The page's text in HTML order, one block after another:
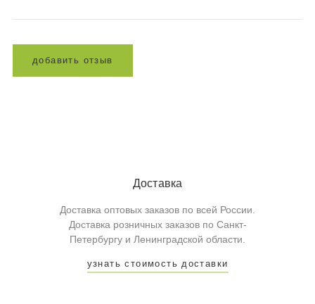
доба вит ь отз ыв
Доставка
Доставка оптовых заказов по всей России.
Доставка розничных заказов по Санкт-
Петербургу и Ленинградской области.
узнать стоимость доставки